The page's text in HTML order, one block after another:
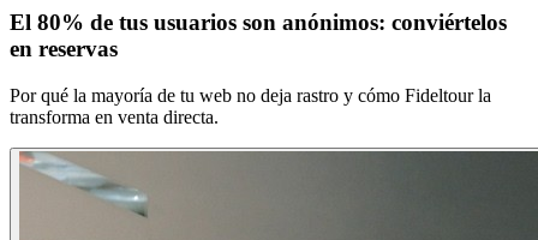
El 80% de tus usuarios son anónimos: conviértelos
en reservas
Por qué la mayoría de tu web no deja rastro y cómo Fideltour la
transforma en venta directa.